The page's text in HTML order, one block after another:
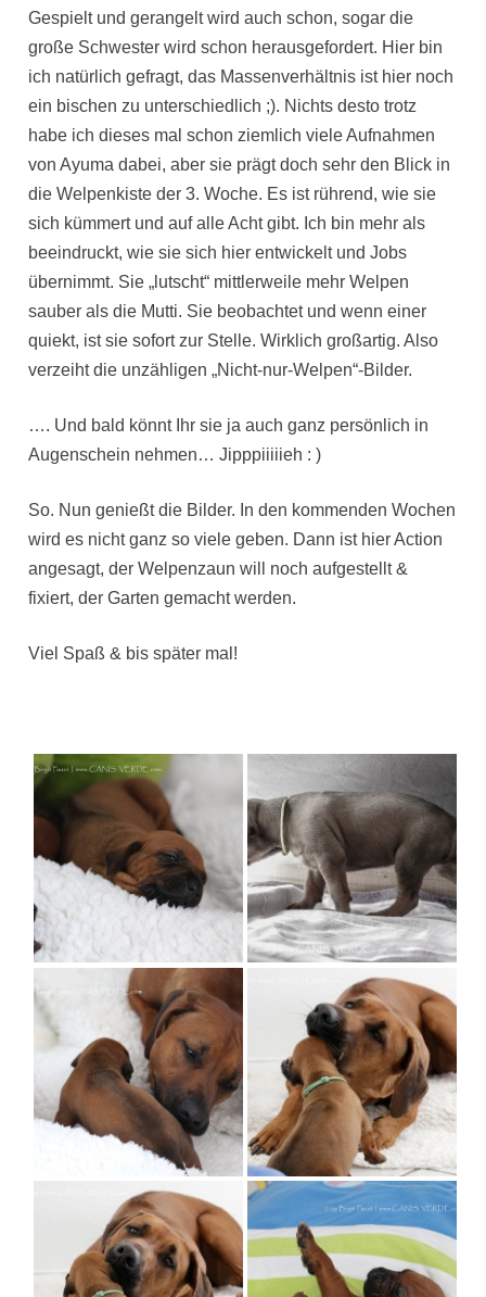
Gespielt und gerangelt wird auch schon, sogar die
große Schwester wird schon herausgefordert. Hier bin
ich natürlich gefragt, das Massenverhältnis ist hier noch
ein bischen zu unterschiedlich ;). Nichts desto trotz
habe ich dieses mal schon ziemlich viele Aufnahmen
von Ayuma dabei, aber sie prägt doch sehr den Blick in
die Welpenkiste der 3. Woche. Es ist rührend, wie sie
sich kümmert und auf alle Acht gibt. Ich bin mehr als
beeindruckt, wie sie sich hier entwickelt und Jobs
übernimmt. Sie „lutscht“ mittlerweile mehr Welpen
sauber als die Mutti. Sie beobachtet und wenn einer
quiekt, ist sie sofort zur Stelle. Wirklich großartig. Also
verzeiht die unzähligen „Nicht-nur-Welpen“-Bilder.
…. Und bald könnt Ihr sie ja auch ganz persönlich in
Augenschein nehmen… Jipppiiiiieh : )
So. Nun genießt die Bilder. In den kommenden Wochen
wird es nicht ganz so viele geben. Dann ist hier Action
angesagt, der Welpenzaun will noch aufgestellt &
fixiert, der Garten gemacht werden.
Viel Spaß & bis später mal!